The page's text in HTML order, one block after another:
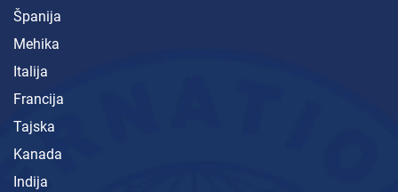
Španija
Mehika
Italija
Francija
Tajska
Kanada
Indija